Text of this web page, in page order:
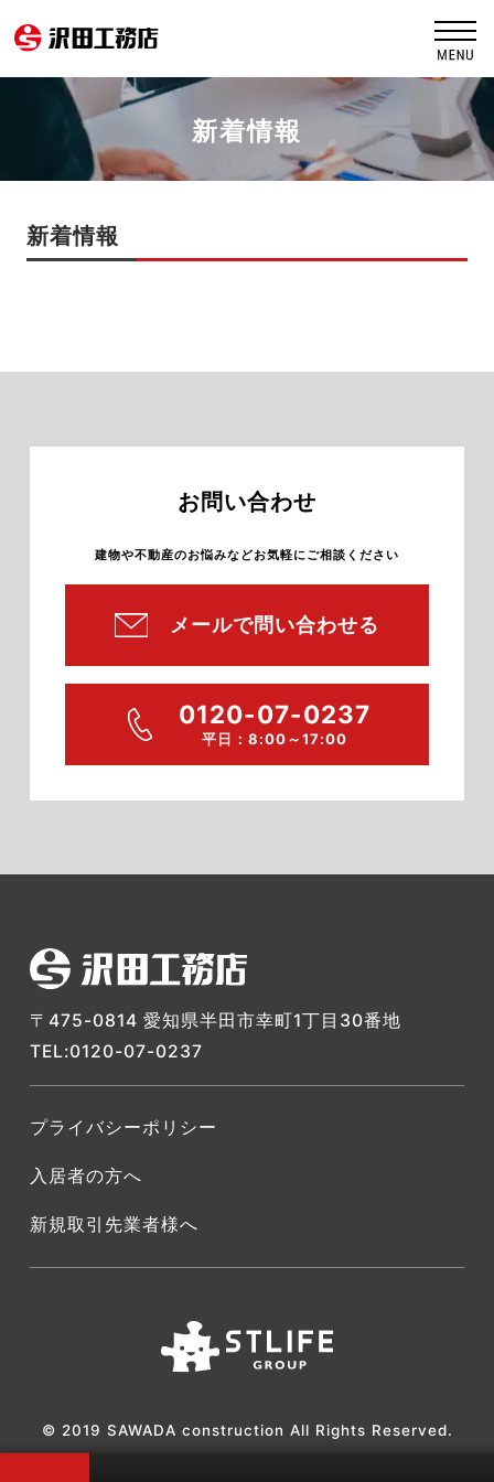
新着情報
新着情報
お問い合わせ
建物や不動産のお悩みなどお気軽にご相談ください
メールで問い合わせる
0120-07-0237
平日：8:00～17:00
〒475-0814 愛知県半田市幸町1丁目30番地
TEL:0120-07-0237
プライバシーポリシー
入居者の方へ
新規取引先業者様へ
© 2019 SAWADA construction All Rights Reserved.